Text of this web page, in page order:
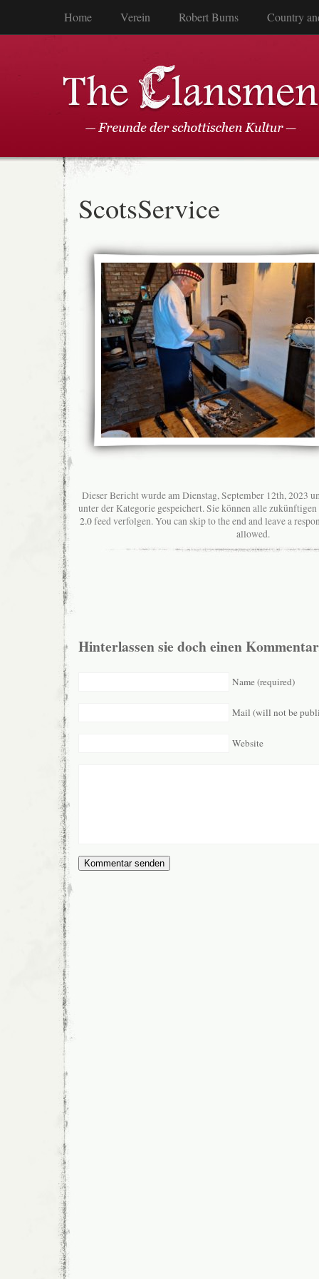
Home Verein Robert Burns Country
ScotsService
Dieser Bericht wurde am Dienstag, September 12th, 2023
unter der Kategorie gespeichert. Sie können alle
2.0feed verfolgen. You can skip to the end and leave a
allowed.
Hinterlassen sie doch einen
Name (required)
Mail (will not be
Website